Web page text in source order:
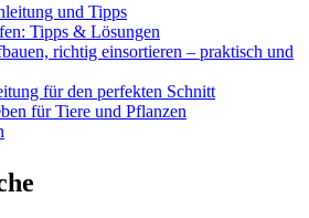
und Tipps
Tipps & Lösungen
richtig einsortieren – praktisch und
für den perfekten Schnitt
für Tiere und Pflanzen